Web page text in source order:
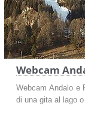
Webcam
Webcam Andalo e
di una gita al lago